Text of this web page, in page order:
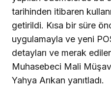
tarihinden itibaren
getirildi. Kısa bir süre
uygulamayla ve yeni
detayları ve merak
Muhasebeci Mali
Yahya Arıkan yanıtladı.